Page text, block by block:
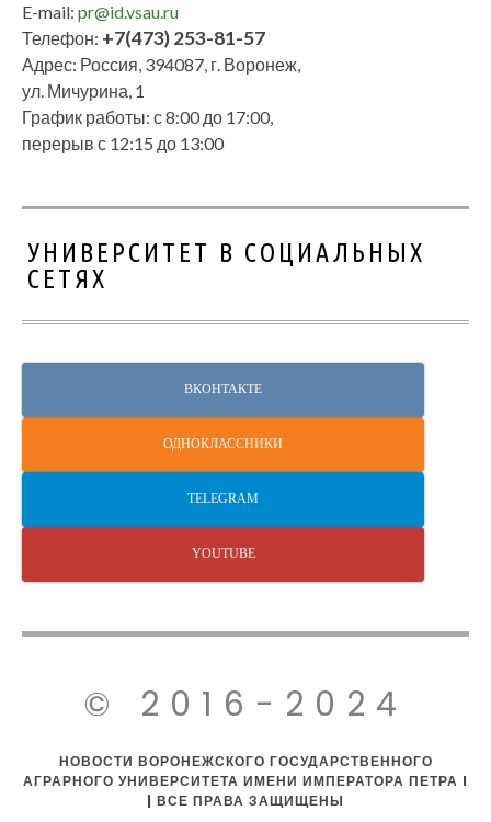
E-mail: pr@id.vsau.ru
Телефон: +7(473) 253-81-57
Адрес: Россия, 394087, г. Воронеж,
ул. Мичурина, 1
График работы: с 8:00 до 17:00,
перерыв с 12:15 до 13:00
УНИВЕРСИТЕТ В СОЦИАЛЬНЫХ
СЕТЯХ
ВКОНТАКТЕ
ОДНОКЛАССНИКИ
TELEGRAM
YOUTUBE
© 2016-2024
НОВОСТИ ВОРОНЕЖСКОГО ГОСУДАРСТВЕННОГО
АГРАРНОГО УНИВЕРСИТЕТА ИМЕНИ ИМПЕРАТОРА ПЕТРА I
| ВСЕ ПРАВА ЗАЩИЩЕНЫ